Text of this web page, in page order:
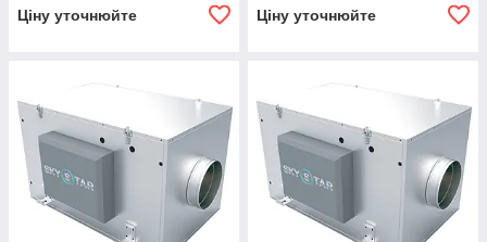
Ціну уточнюйте Ціну уточнюйте